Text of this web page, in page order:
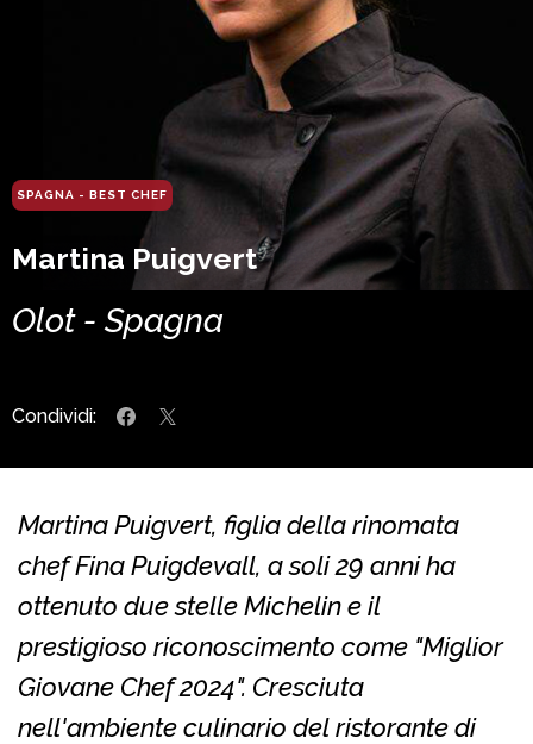
SPAGNA - BEST CHEF
Martina Puigvert
Olot - Spagna
Condividi:
Martina Puigvert, figlia della rinomata
chef Fina Puigdevall, a soli 29 anni ha
ottenuto due stelle Michelin e il
prestigioso riconoscimento come "Miglior
Giovane Chef 2024". Cresciuta
nell'ambiente culinario del ristorante di